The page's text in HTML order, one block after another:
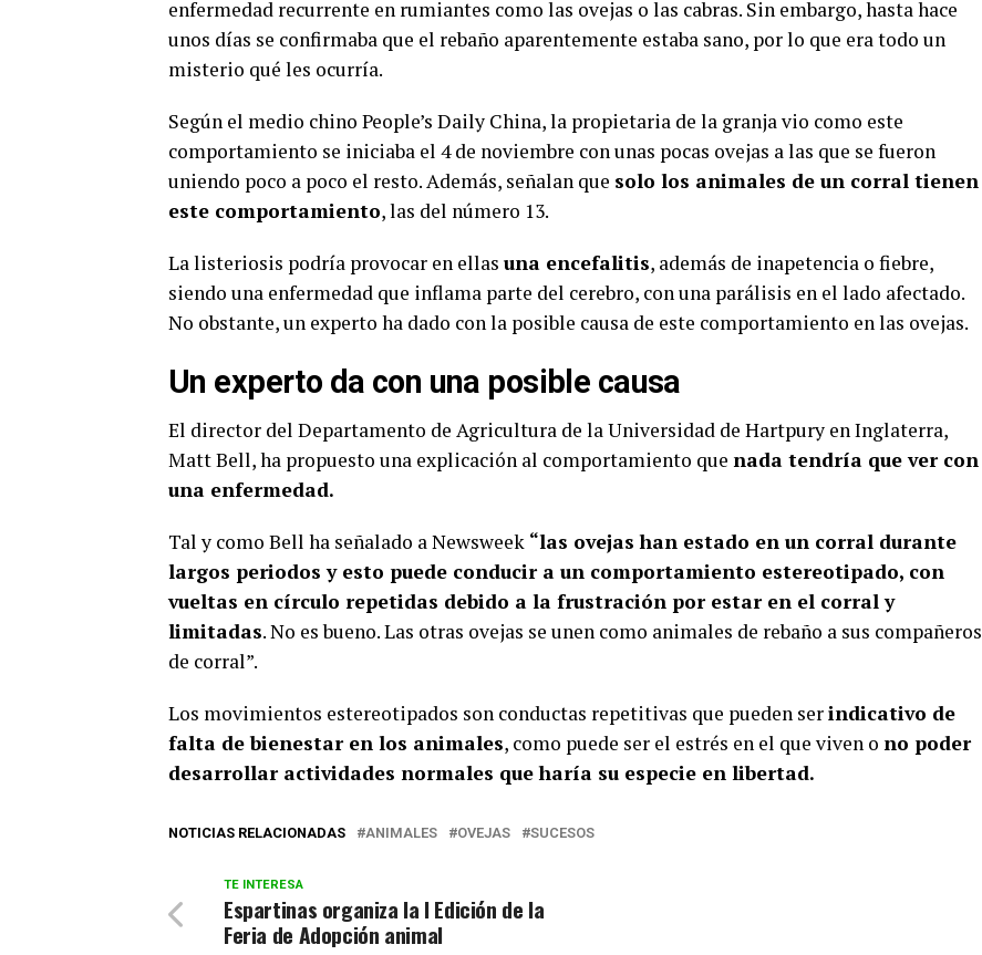
enfermedad recurrente en rumiantes como las ovejas o las cabras. Sin embargo, hasta hace
unos días se confirmaba que el rebaño aparentemente estaba sano, por lo que era todo un
misterio qué les ocurría.
Según el medio chino People’s Daily China, la propietaria de la granja vio como este
comportamiento se iniciaba el 4 de noviembre con unas pocas ovejas a las que se fueron
uniendo poco a poco el resto. Además, señalan que solo los animales de un corral tienen
este comportamiento, las del número 13.
La listeriosis podría provocar en ellas una encefalitis, además de inapetencia o fiebre,
siendo una enfermedad que inflama parte del cerebro, con una parálisis en el lado afectado.
No obstante, un experto ha dado con la posible causa de este comportamiento en las ovejas.
Un experto da con una posible causa
El director del Departamento de Agricultura de la Universidad de Hartpury en Inglaterra,
Matt Bell, ha propuesto una explicación al comportamiento que nada tendría que ver con
una enfermedad.
Tal y como Bell ha señalado a Newsweek “las ovejas han estado en un corral durante
largos periodos y esto puede conducir a un comportamiento estereotipado, con
vueltas en círculo repetidas debido a la frustración por estar en el corral y
limitadas. No es bueno. Las otras ovejas se unen como animales de rebaño a sus compañeros
de corral”.
Los movimientos estereotipados son conductas repetitivas que pueden serindicativo de
falta de bienestar en los animales, como puede ser el estrés en el que viven o no poder
desarrollar actividades normales que haría su especie en libertad.
NOTICIAS RELACIONADAS ANIMALES OVEJAS SUCESOS
TE INTERESA
Espartinas organiza la I Edición de la
Feria de Adopción animal